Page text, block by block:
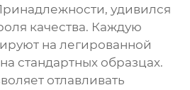
, удивился
качества. Каждую
на легированной
стандартных образцах.
отлавливать